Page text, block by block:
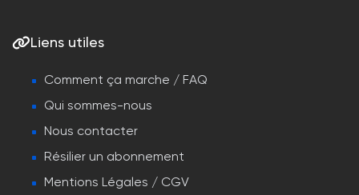
Liens utiles
Comment ça marche / FAQ
Qui sommes-nous
Nous contacter
Résilier un abonnement
Mentions Légales / CGV